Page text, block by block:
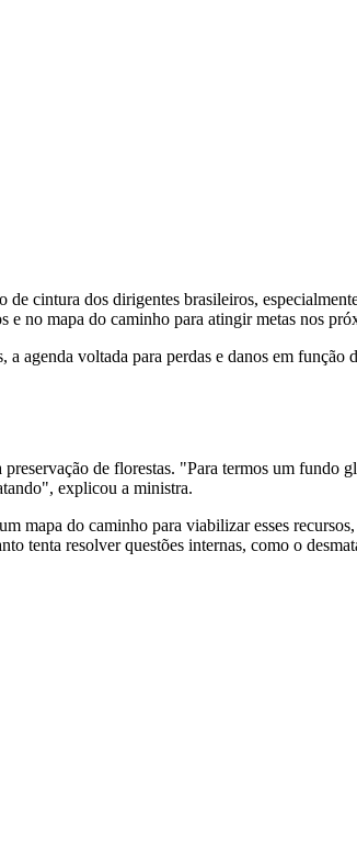
cintura dos dirigentes brasileiros,
no mapa do caminho para atingir metas nos
agenda voltada para perdas e danos em função
de florestas. "Para termos um fundo
explicou a ministra.
mapa do caminho para viabilizar esses
tenta resolver questões internas, como o